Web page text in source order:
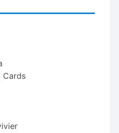
Cards